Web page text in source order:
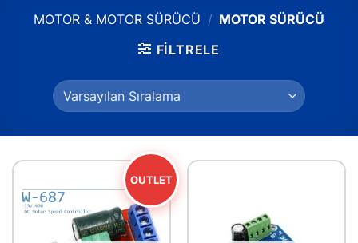
MOTOR & MOTOR SÜRÜCÜ / MOTOR SÜRÜCÜ
FILTRELE
OUTLET